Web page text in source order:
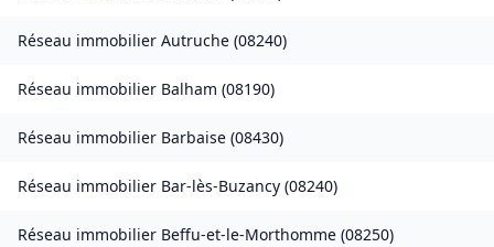
Réseau immobilier Autruche (08240)
Réseau immobilier Balham (08190)
Réseau immobilier Barbaise (08430)
Réseau immobilier Bar-lès-Buzancy (08240)
Réseau immobilier Beffu-et-le-Morthomme (08250)